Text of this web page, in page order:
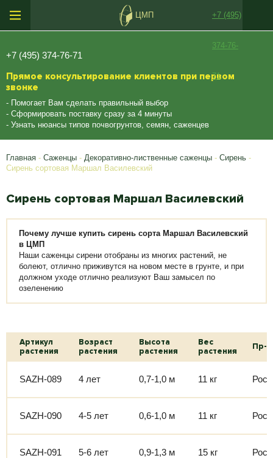
ЦМП +7 (495)
374-76-
71
+7 (495) 374-76-71
Прямое консультирование клиентов при первом
звонке
- Помогает Вам сделать правильный выбор
- Сформировать поставку сразу за 4 минуты
- Узнать нюансы типов почвогрунтов, семян, саженцев
Главная - Саженцы - Декоративно-лиственные саженцы - Сирень -
Сирень сортовая Маршал Василевский
Сирень сортовая Маршал Василевский
Почему лучше купить сирень сорта Маршал Василевский
в ЦМП
Наши саженцы сирени отобраны из многих растений, не
болеют, отлично приживутся на новом месте в грунте, и при
должном уходе отлично реализуют Ваш замысел по
озеленению
Артикул
растения
Возраст
растения
Высота
растения
Вес
растения
Пр-
SAZH-089 4 лет 0,7-1,0 м 11 кг
SAZH-090 4-5 лет 0,6-1,0 м 11 кг
SAZH-091 5-6 лет 0,9-1,3 м 15 кг